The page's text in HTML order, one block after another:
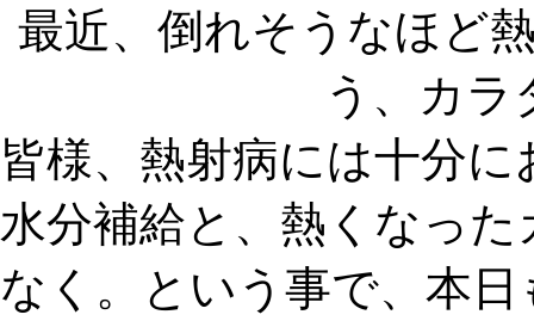
最近、倒れそうなほど
う、カラ
皆様、熱射病には十分
水分補給と、熱くなっ
なく。という事で、本